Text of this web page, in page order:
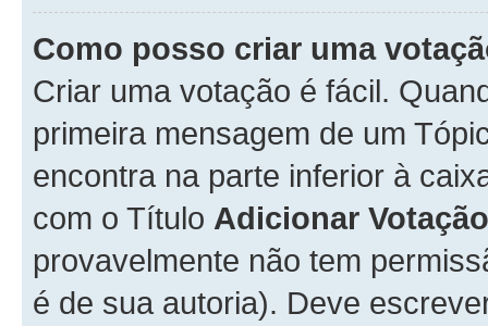
Como posso criar uma
Criar uma votação é fácil.
primeira mensagem de um
encontra na parte inferior à
com o Título Adicionar Votação
provavelmente não tem
é de sua autoria). Deve